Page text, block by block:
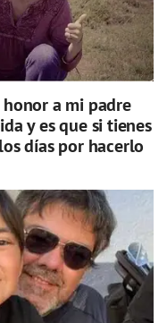
a mi padre
y es que si tienes
días por hacerlo